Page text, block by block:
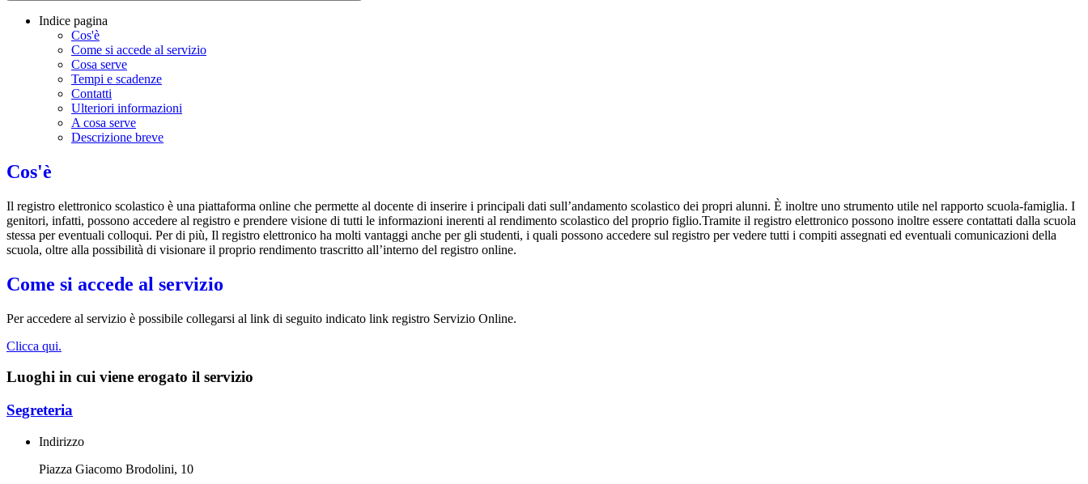
Indice pagina
Cos'è
Come si accede al servizio
Cosa serve
Tempi e scadenze
Contatti
Ulteriori informazioni
A cosa serve
Descrizione breve
Cos'è
Il registro elettronico scolastico è una piattaforma online che permette al docente di inserire i principali dati sull’andamento scolastico dei propri alunni. È inoltre uno strumento utile nel rapporto scuola-famiglia. I
genitori, infatti, possono accedere al registro e prendere visione di tutti le informazioni inerenti al rendimento scolastico del proprio figlio.Tramite il registro elettronico possono inoltre essere contattati dalla scuola
stessa per eventuali colloqui. Per di più, Il registro elettronico ha molti vantaggi anche per gli studenti, i quali possono accedere sul registro per vedere tutti i compiti assegnati ed eventuali comunicazioni della
scuola, oltre alla possibilità di visionare il proprio rendimento trascritto all’interno del registro online.
Come si accede al servizio
Per accedere al servizio è possibile collegarsi al link di seguito indicato link registro Servizio Online.
Clicca qui.
Luoghi in cui viene erogato il servizio
Segreteria
Indirizzo
Piazza Giacomo Brodolini, 10